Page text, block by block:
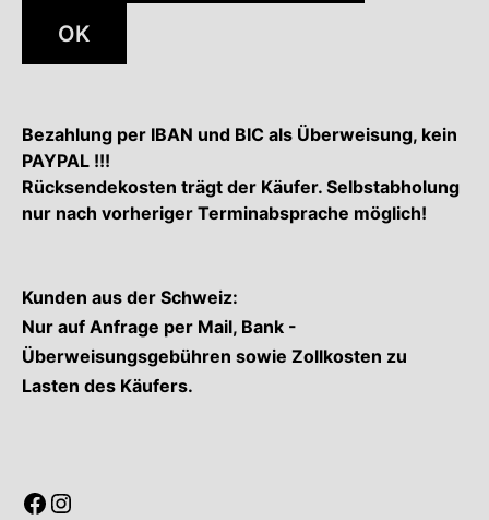
OK
Bezahlung per IBAN und BIC als Überweisung, kein
PAYPAL !!!
Rücksendekosten trägt der Käufer. Selbstabholung
nur nach vorheriger Terminabsprache möglich!
Kunden aus der Schweiz:
Nur auf Anfrage per Mail, Bank -
Überweisungsgebühren sowie Zollkosten zu
Lasten des Käufers.
Facebook